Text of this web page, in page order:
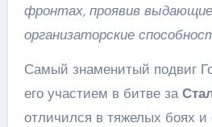
фронтах, проявив
организаторские
Самый знаменитый подвиг
его участием в битве за
отличился в тяжелых боях и